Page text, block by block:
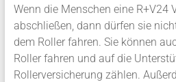
Wenn die Menschen eine R+V24
abschließen, dann dürfen sie
dem Roller fahren. Sie können
Roller fahren und auf die
Rollerversicherung zählen.